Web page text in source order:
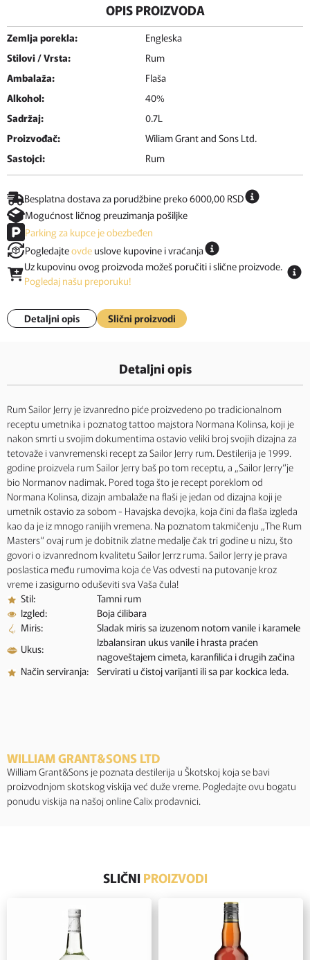
OPIS PROIZVODA
Zemlja porekla:
Engleska
Stilovi / Vrsta:
Rum
Ambalaža:
Flaša
Alkohol:
40%
Sadržaj:
0.7L
Proizvođač:
Wiliam Grant and Sons Ltd.
Sastojci:
Rum
Besplatna dostava za porudžbine preko 6000,00 RSD
Mogućnost ličnog preuzimanja pošiljke
Parking za kupce je obezbeđen
Pogledajteovde uslove kupovine i vraćanja
Uz kupovinu ovog proizvoda možeš poručiti i slične proizvode.
Pogledaj našu preporuku!
Detaljni opis Slični proizvodi
Detaljni opis
Rum Sailor Jerry je izvanredno piće proizvedeno po tradicionalnom
receptu umetnika i poznatog tattoo majstora Normana Kolinsa, koji je
nakon smrti u svojim dokumentima ostavio veliki broj svojih dizajna za
tetovaže i vanvremenski recept za Sailor Jerry rum. Destilerija je 1999.
godine proizvela rum Sailor Jerry baš po tom receptu, a „Sailor Jerry“je
bio Normanov nadimak. Pored toga što je recept poreklom od
Normana Kolinsa, dizajn ambalaže na flaši je jedan od dizajna koji je
umetnik ostavio za sobom - Havajska devojka, koja čini da flaša izgleda
kao da je iz mnogo ranijih vremena. Na poznatom takmičenju „The Rum
Masters“ ovaj rum je dobitnik zlatne medalje čak tri godine u nizu, što
govori o izvanrednom kvalitetu Sailor Jerrz ruma. Sailor Jerry je prava
poslastica među rumovima koja će Vas odvesti na putovanje kroz
vreme i zasigurno oduševiti sva Vaša čula!
Stil:
Tamni rum
Izgled:
Boja ćilibara
Miris:
Sladak miris sa izuzenom notom vanile i karamele
Ukus:
Izbalansiran ukus vanile i hrasta praćen
nagoveštajem cimeta, karanfilića i drugih začina
Način serviranja: Servirati u čistoj varijanti ili sa par kockica leda.
WILLIAM GRANT&SONS LTD
William Grant&Sons je poznata destilerija u Škotskoj koja se bavi
proizvodnjom skotskog viskija već duže vreme. Pogledajte ovu bogatu
ponudu viskija na našoj online Calix prodavnici.
SLIČNI PROIZVODI